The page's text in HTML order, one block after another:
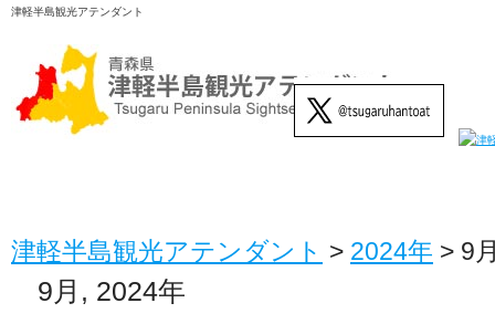
津軽半島観光アテンダント
津軽半島観光アテンダント > 2024年 > 9
9月, 2024年